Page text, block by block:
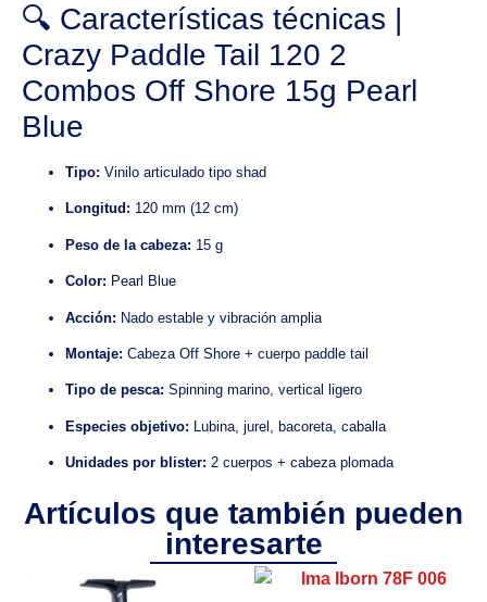
🔍 Características técnicas |
Crazy Paddle Tail 120 2
Combos Off Shore 15g Pearl
Blue
Tipo: Vinilo articulado tipo shad
Longitud: 120 mm (12 cm)
Peso de la cabeza: 15 g
Color: Pearl Blue
Acción: Nado estable y vibración amplia
Montaje: Cabeza Off Shore + cuerpo paddle tail
Tipo de pesca: Spinning marino, vertical ligero
Especies objetivo: Lubina, jurel, bacoreta, caballa
Unidades por blister: 2 cuerpos + cabeza plomada
Artículos que también pueden
interesarte